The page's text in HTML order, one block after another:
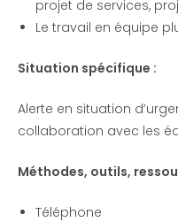
projet de services,
Le travail en équipe
Situation spécifique :
Alerte en situation
collaboration avec les
Méthodes, outils,
Téléphone